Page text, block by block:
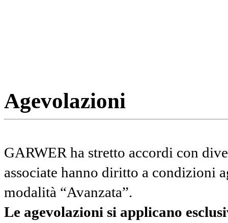
Agevolazioni
GARWER ha stretto accordi con
associate hanno diritto a condizioni
modalità “Avanzata”.
Le agevolazioni si applicano